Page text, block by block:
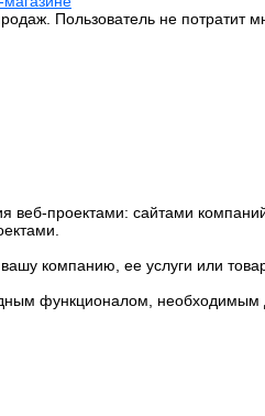
Пользователь не потратит
проектами: сайтами
компанию, ее услуги или
функционалом, необходимым